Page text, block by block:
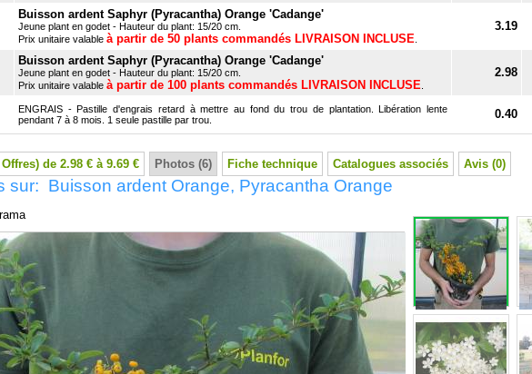
Buisson ardent Saphyr (Pyracantha) Orange 'Cadange'
Jeune plant en godet - Hauteur du plant: 15/20 cm.
Prix unitaire valable à partir de 50 plants commandés LIVRAISON INCLUSE
3.19
Buisson ardent Saphyr (Pyracantha) Orange 'Cadange'
Jeune plant en godet - Hauteur du plant: 15/20 cm.
Prix unitaire valable à partir de 100 plants commandés LIVRAISON INCLUSE
2.98
ENGRAIS - Pastille d'engrais retard à mettre au fond du trou de plantation. Libération lente
pendant 7 à 8 mois. 1 seule pastille par trou.
0.40
de 2.98 € à 9.69 € Photos (6) Fiche technique Catalogues associés Avis (0)
sur: Buisson ardent Orange, Pyracantha Orange